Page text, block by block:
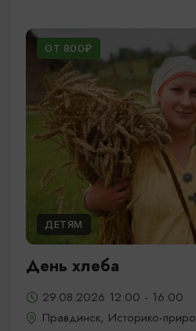
ОТ 800₽
ДЕТЯМ
День хлеба
29.08.2026 12:00 - 16:00
Правдинск, Историко-